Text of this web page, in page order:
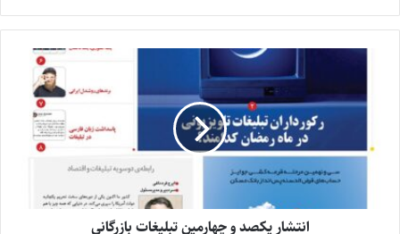
انتشار یکصد و چهارمین تبلیغات بازرگانی